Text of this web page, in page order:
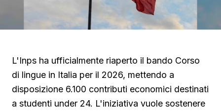
L'Inps ha ufficialmente riaperto il bando Corso
di lingue in Italia per il 2026, mettendo a
disposizione 6.100 contributi economici destinati
a studenti under 24. L'iniziativa vuole sostenere